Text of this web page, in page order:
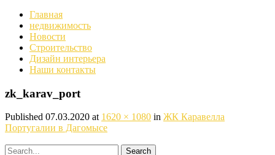
Главная
недвижимость
Новости
Строительство
Дизайн интерьера
Наши контакты
zk_karav_port
Published 07.03.2020 at 1620 × 1080 in ЖК Каравелла
Португалии в Дагомысе